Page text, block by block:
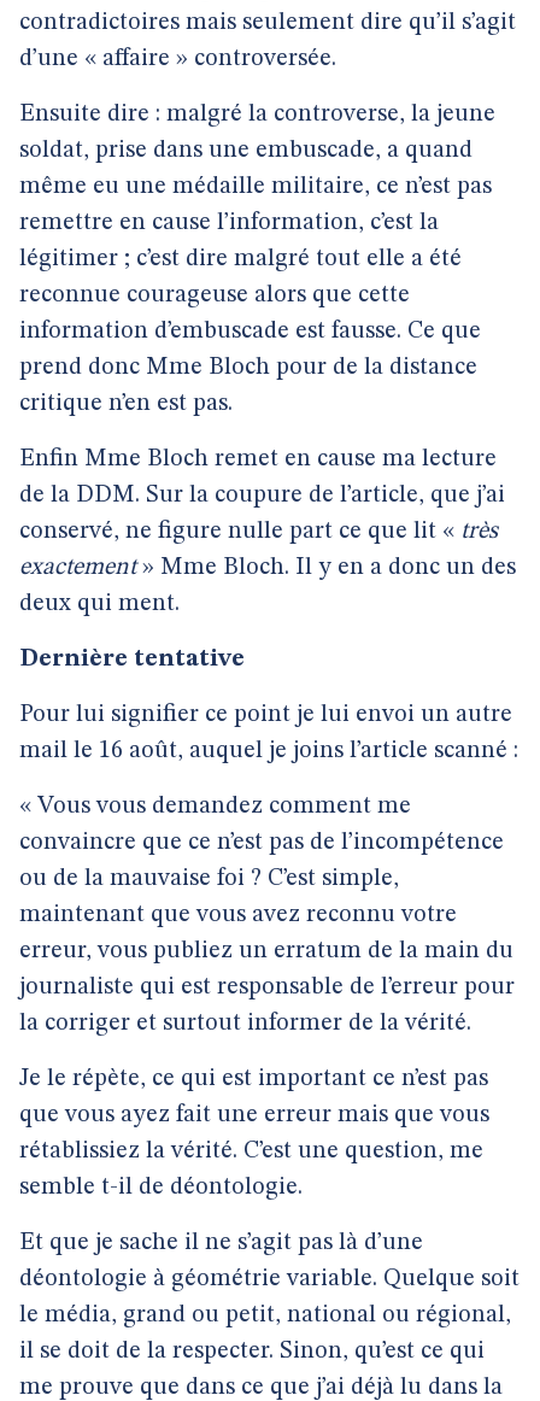
contradictoires mais seulement dire qu’il s’agit
d’une « affaire » controversée.
Ensuite dire : malgré la controverse, la jeune
soldat, prise dans une embuscade, a quand
même eu une médaille militaire, ce n’est pas
remettre en cause l’information, c’est la
légitimer ; c’est dire malgré tout elle a été
reconnue courageuse alors que cette
information d’embuscade est fausse. Ce que
prend donc Mme Bloch pour de la distance
critique n’en est pas.
Enfin Mme Bloch remet en cause ma lecture
de la DDM. Sur la coupure de l’article, que j’ai
conservé, ne figure nulle part ce que lit « très
exactement» Mme Bloch. Il y en a donc un des
deux qui ment.
Dernière tentative
Pour lui signifier ce point je lui envoi un autre
mail le 16 août, auquel je joins l’article scanné :
« Vous vous demandez comment me
convaincre que ce n’est pas de l’incompétence
ou de la mauvaise foi ? C’est simple,
maintenant que vous avez reconnu votre
erreur, vous publiez un erratum de la main du
journaliste qui est responsable de l’erreur pour
la corriger et surtout informer de la vérité.
Je le répète, ce qui est important ce n’est pas
que vous ayez fait une erreur mais que vous
rétablissiez la vérité. C’est une question, me
semble t-il de déontologie.
Et que je sache il ne s’agit pas là d’une
déontologie à géométrie variable. Quelque soit
le média, grand ou petit, national ou régional,
il se doit de la respecter. Sinon, qu’est ce qui
me prouve que dans ce que j’ai déjà lu dans la